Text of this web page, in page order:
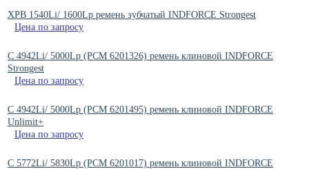
XPB 1540Li/ 1600Lp ремень зубчатый INDFORCE Strongest
Цена по запросу
C 4942Li/ 5000Lp (РСМ 6201326) ремень клиновой INDFORCE
Strongest
Цена по запросу
C 4942Li/ 5000Lp (РСМ 6201495) ремень клиновой INDFORCE
Unlimit+
Цена по запросу
C 5772Li/ 5830Lp (РСМ 6201017) ремень клиновой INDFORCE